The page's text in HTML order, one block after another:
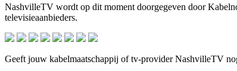
NashvilleTV wordt op dit moment doorgegeven door
televisieaanbieders.
Geeft jouw kabelmaatschappij of tv-provider NashvilleTV